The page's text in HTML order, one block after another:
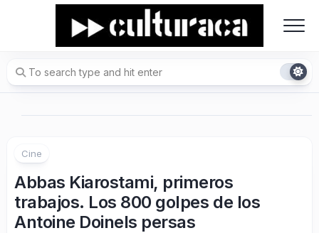
Cine
Abbas Kiarostami, primeros
trabajos. Los 800 golpes de los
Antoine Doinels persas